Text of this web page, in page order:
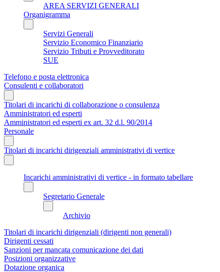
AREA SERVIZI GENERALI
Organigramma
Servizi Generali
Servizio Economico Finanziario
Servizio Tributi e Provveditorato
SUE
Telefono e posta elettronica
Consulenti e collaboratori
Titolari di incarichi di collaborazione o consulenza
Amministratori ed esperti
Amministratori ed esperti ex art. 32 d.l. 90/2014
Personale
Titolari di incarichi dirigenziali amministrativi di vertice
Incarichi amministrativi di vertice - in formato tabellare
Segretario Generale
Archivio
Titolari di incarichi dirigenziali (dirigenti non generali)
Dirigenti cessati
Sanzioni per mancata comunicazione dei dati
Posizioni organizzative
Dotazione organica